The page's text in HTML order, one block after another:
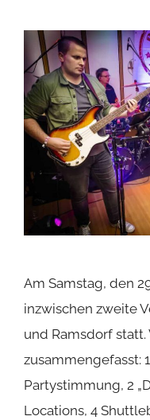
Am Samstag, den
inzwischen zweite
und Ramsdorf statt.
zusammengefasst:
Partystimmung, 2
Locations, 4